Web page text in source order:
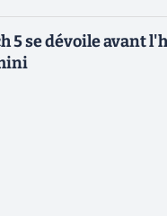
5 se dévoile avant